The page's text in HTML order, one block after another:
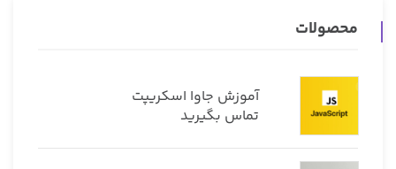
محصولات
آموزش جاوا اسکریپت
تماس بگیرید